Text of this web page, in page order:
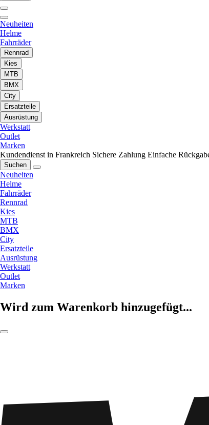
Neuheiten
Helme
Fahrräder
Rennrad
Kies
MTB
BMX
City
Ersatzteile
Ausrüstung
Werkstatt
Outlet
Marken
Kundendienst in Frankreich Sichere Zahlung Einfache
Suchen
Neuheiten
Helme
Fahrräder
Rennrad
Kies
MTB
BMX
City
Ersatzteile
Ausrüstung
Werkstatt
Outlet
Marken
Wird zum Warenkorb hinzugefügt...